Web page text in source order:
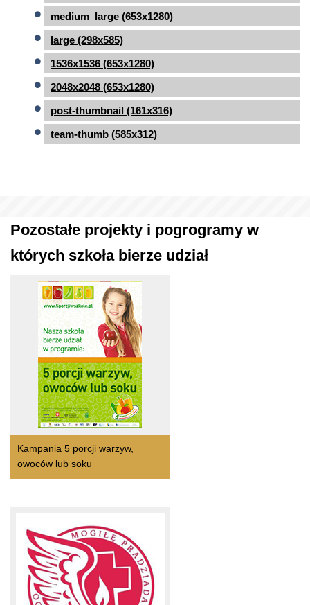
medium_large (653x1280)
large (298x585)
1536x1536 (653x1280)
2048x2048 (653x1280)
post-thumbnail (161x316)
team-thumb (585x312)
Pozostałe projekty i pogrogramy w
których szkoła bierze udział
Kampania 5 porcji warzyw,
owoców lub soku